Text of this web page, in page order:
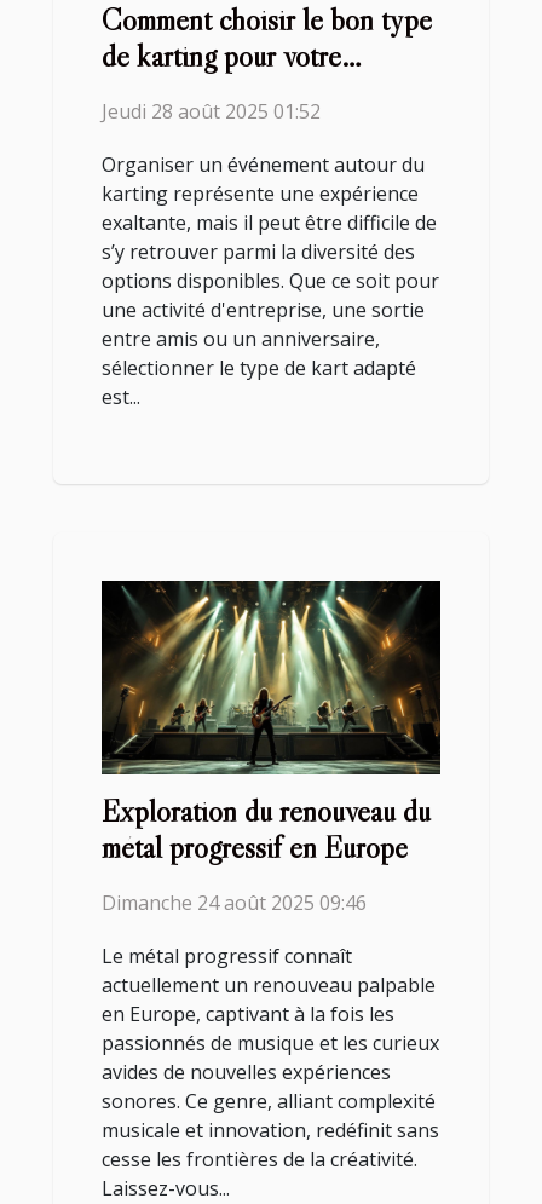
Comment choisir le bon type
de karting pour votre
Jeudi 28 août 2025 01:52
Organiser un événement autour du
karting représente une expérience
exaltante, mais il peut être difficile de
s’y retrouver parmi la diversité des
options disponibles. Que ce soit pour
une activité d'entreprise, une sortie
entre amis ou un anniversaire,
sélectionner le type de kart adapté
est...
Exploration du renouveau du
métal progressif en Europe
Dimanche 24 août 2025 09:46
Le métal progressif connaît
actuellement un renouveau palpable
en Europe, captivant à la fois les
passionnés de musique et les curieux
avides de nouvelles expériences
sonores. Ce genre, alliant complexité
musicale et innovation, redéfinit sans
cesse les frontières de la créativité.
Laissez-vous...